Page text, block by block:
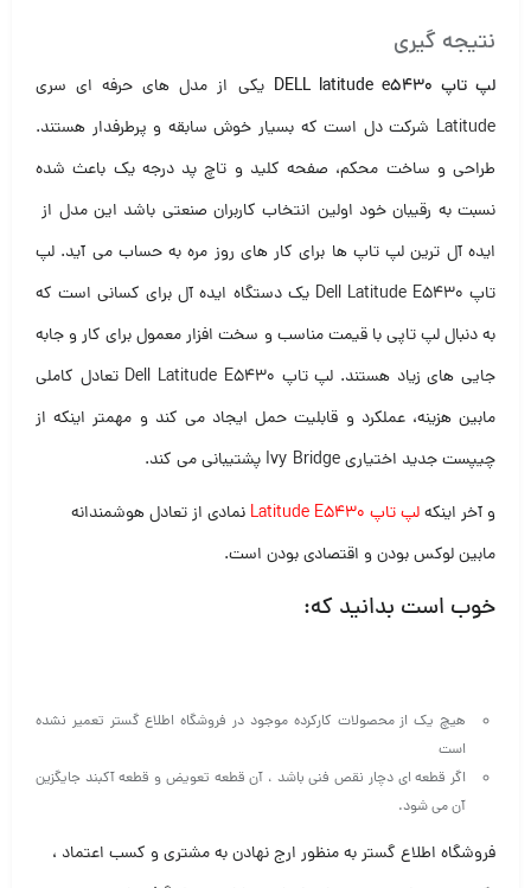
نتیجه گیری
لپ تاپ DELL latitude e5430
یکی از مدل های حرفه ای سری
Latitude شرکت دل است که بسیار خوش سابقه و پرطرفدار هستند.
طراحی و ساخت محکم، صفحه کلید و تاچ پد درجه یک باعث شده
نسبت به رقیبان خود اولین انتخاب کاربران صنعتی باشد این مدل از
ایده آل ترین لپ تاپ ها برای کار های روز مره به حساب می آید. لپ
تاپ Dell Latitude E5430 یک دستگاه ایده آل برای کسانی است که
به دنبال لپ تاپی با قیمت مناسب و سخت افزار معمول برای کار و جابه
جایی های زیاد هستند. لپ تاپ Dell Latitude E5430 تعادل کاملی
مابین هزینه، عملکرد و قابلیت حمل ایجاد می کند و مهمتر اینکه از
چیپست جدید اختیاری Ivy Bridge پشتیبانی می کند.
و آخر اینکهلپ تاپ Latitude E5430 نمادی از تعادل هوشمندانه
مابین لوکس بودن و اقتصادی بودن است.
خوب است بدانید که:
هیچ یک از محصولات کارکرده موجود در فروشگاه اطلاع گستر تعمیر نشده
است
اگر قطعه ای دچار نقص فنی باشد ، آن قطعه تعویض و قطعه آکبند جایگزین
آن می شود.
فروشگاه اطلاع گستر به منظور ارج نهادن به مشتری و کسب اعتماد ،